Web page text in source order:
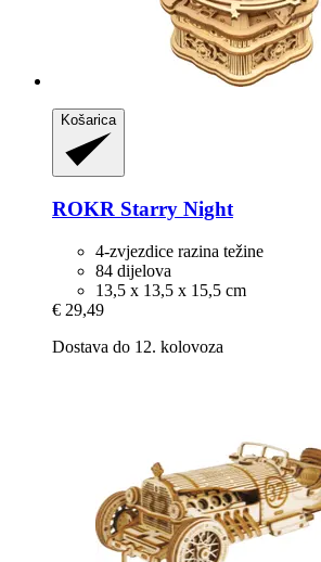
Košarica
ROKR Starry Night
4-zvjezdice razina težine
84 dijelova
13,5 x 13,5 x 15,5 cm
€ 29,49
Dostava do 12. kolovoza